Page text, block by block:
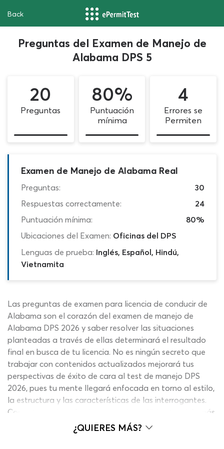
Back
Preguntas del Examen de Manejo de
Alabama DPS 5
20
Preguntas
80%
Puntuación
mínima
4
Errores se
Permiten
Examen de Manejo de Alabama Real
Preguntas:
30
Respuestas correctamente:
24
Puntuación mínima:
80%
Ubicaciones del Examen: Oficinas del DPS
Lenguas de prueba: Inglés, Español, Hindú,
Vietnamita
Las preguntas de examen para licencia de conducir de
Alabama son el corazón del examen de manejo de
Alabama DPS 2026 y saber resolver las situaciones
planteadas a través de ellas determinará el resultado
final en busca de tu licencia. No es ningún secreto que
trabajar con contenidos actualizados mejorará tus
perspectivas de éxito de cara al test de manejo DPS
2026, pues tu mente llegará enfocada en torno al estilo,
la estructura y las características de las interrogantes.
Con esto acelerarás el proceso de análisis y tendrás más
probabilidades de acertar en tu respuesta. Con tal de
profundizar un poco más en tu aprendizaje y habituar
¿QUIERES MÁS?